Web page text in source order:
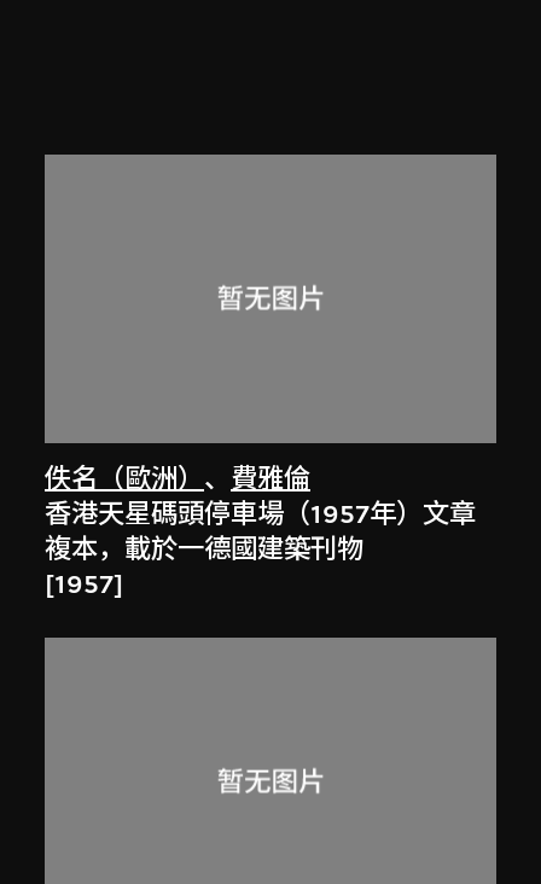
佚名（歐洲） 、 費雅倫
香港天星碼頭停車場（1957年）文章
複本，載於一德國建築刊物
[1957]